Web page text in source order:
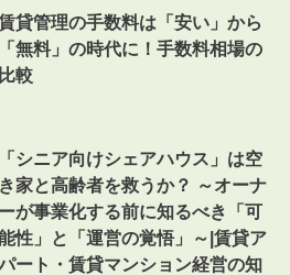
貸管理の手数料は「安い」から
「無料」の時代に！手数料相場の
比較
「シニア向けシェアハウス」は空
き家と高齢者を救うか？ ～オーナ
ーが事業化する前に知るべき「可
性」と「運営の覚悟」～|賃貸ア
ート・賃貸マンション経営の知